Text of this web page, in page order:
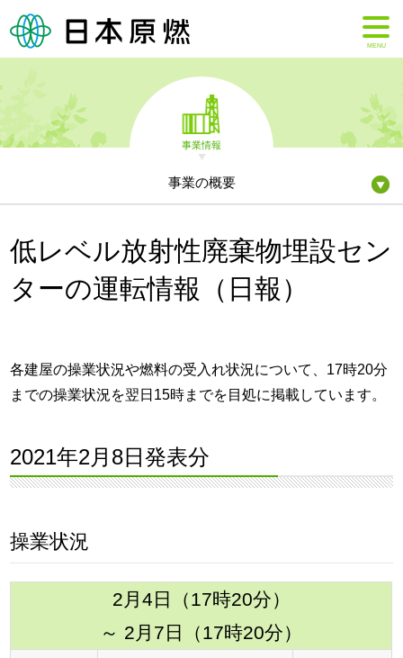
MENU
事業情報
事業の概要
低レベル放射性廃棄物埋設セン
ターの運転情報（日報）
各建屋の操業状況や燃料の受入れ状況について、17時20分
までの操業状況を翌日15時までを目処に掲載しています。
2021年2月8日発表分
操業状況
2月4日（17時20分）
～ 2月7日（17時20分）